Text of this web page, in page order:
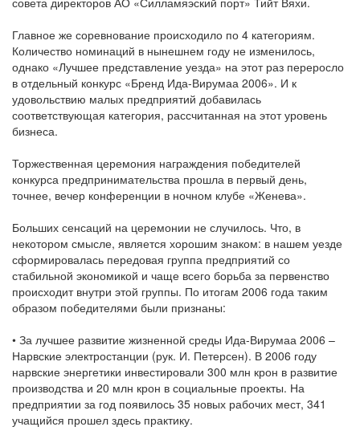
Главное же соревнование происходило по 4 категориям.
Количество номинаций в нынешнем году не изменилось,
однако «Лучшее представление уезда» на этот раз переросло
в отдельный конкурс «Бренд Ида-Вирумаа 2006». И к
удовольствию малых предприятий добавилась
соответствующая категория, рассчитанная на этот уровень
бизнеса.
Торжественная церемония награждения победителей
конкурса предпринимательства прошла в первый день,
точнее, вечер конференции в ночном клубе «Женева».
Больших сенсаций на церемонии не случилось. Что, в
некотором смысле, является хорошим знаком: в нашем уезде
сформировалась передовая группа предприятий со
стабильной экономикой и чаще всего борьба за первенство
происходит внутри этой группы. По итогам 2006 года таким
образом победителями были признаны:
• За лучшее развитие жизненной среды Ида-Вирумаа 2006 –
Нарвские электростанции (рук. И. Петерсен). В 2006 году
нарвские энергетики инвестировали 300 млн крон в развитие
производства и 20 млн крон в социальные проекты. На
предприятии за год появилось 35 новых рабочих мест, 341
учащийся прошел здесь практику.